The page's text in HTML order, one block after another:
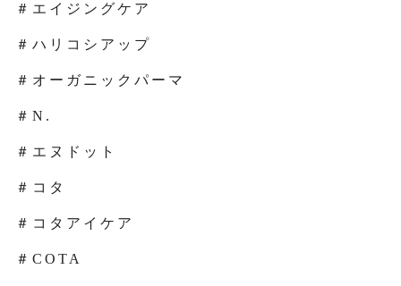
＃エイジングケア
＃ハリコシアップ
＃オーガニックパーマ
＃N.
＃エヌドット
＃コタ
＃コタアイケア
＃COTA